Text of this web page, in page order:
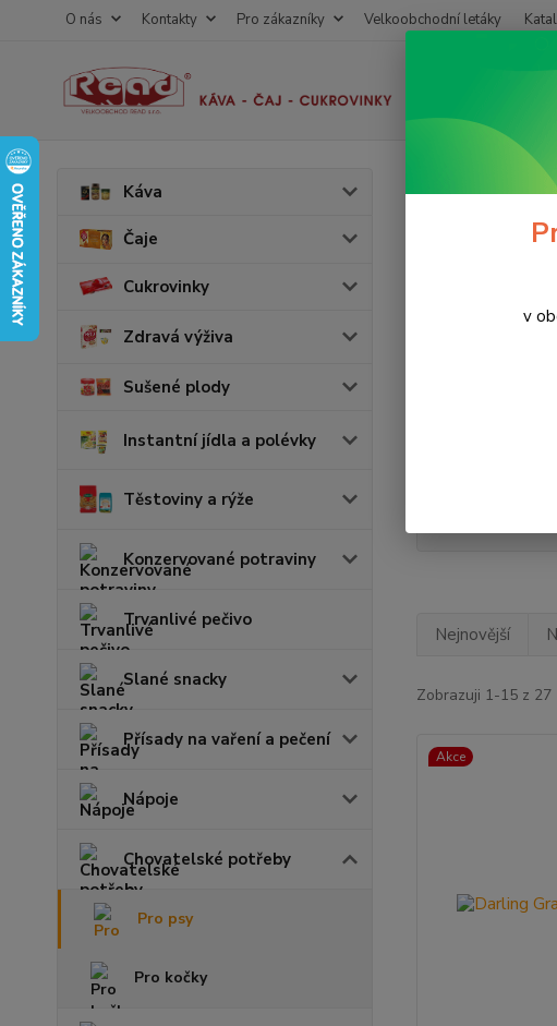
O nás Kontakty Pro zákazníky Velkoobchodní letáky
Káva
Čaje
Cukrovinky
Zdravá výživa
Sušené plody
Instantní jídla a polévky
Těstoviny a rýže
Konzervované potraviny
Trvanlivé pečivo
Slané snacky
Přísady na vaření a pečení
Nápoje
Chovatelské potřeby
Pro psy
Pro kočky
Nejnovější
Zobrazuji 1-15 z 27
Akce
v období